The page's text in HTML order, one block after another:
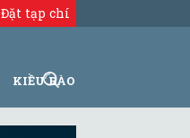
Đặt tạp chí
KIỀU BÀO